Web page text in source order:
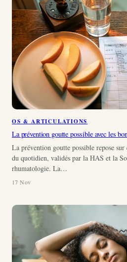
OS & ARTICULATIONS
La prévention goutte possible avec les
La prévention goutte possible repose sur
du quotidien, validés par la HAS et la
rhumatologie. La…
17 Nov